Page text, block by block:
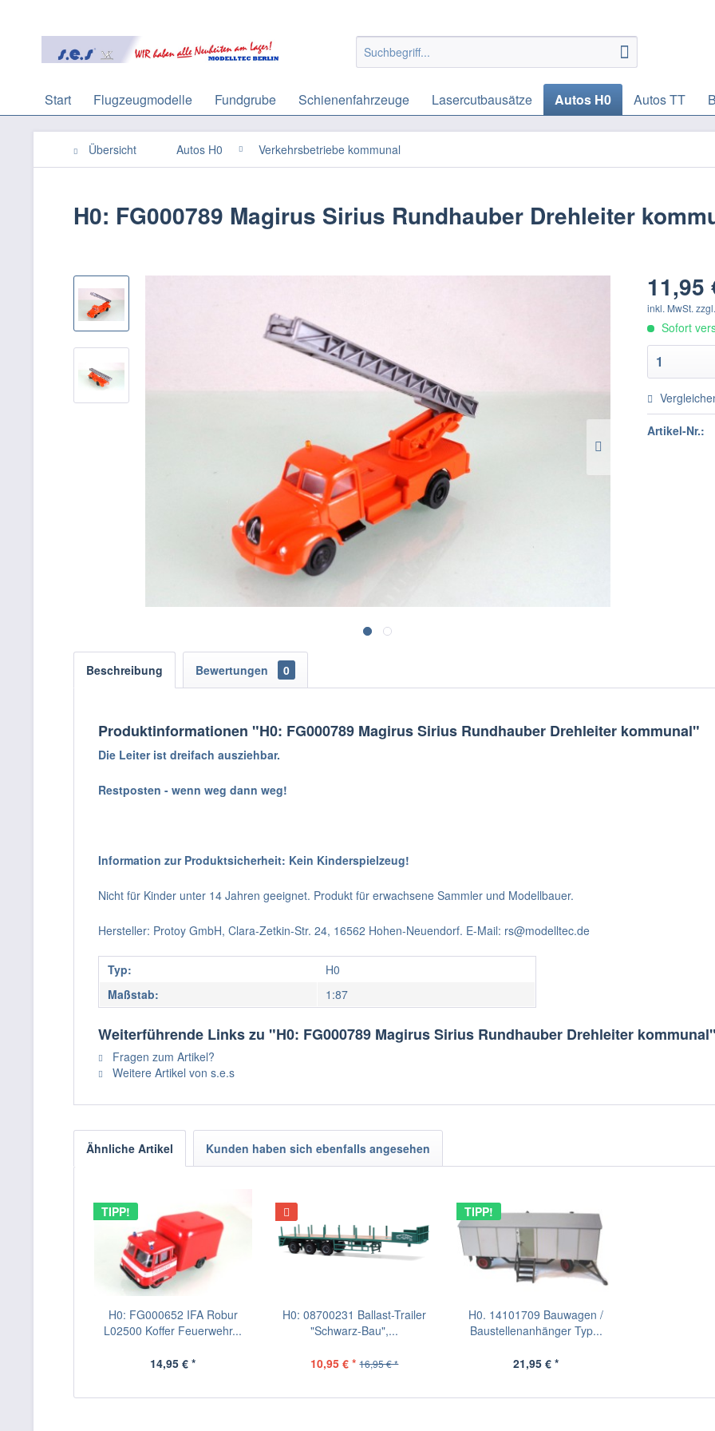
Start Flugzeugmodelle Fundgrube Schienenfahrzeuge Lasercutbausätze Autos H0 Autos TT
Übersicht Autos H0 Verkehrsbetriebe kommunal
H0: FG000789 Magirus Sirius Rundhauber Drehleiter
11,95
inkl. MwSt.
Sofort
Artikel-Nr.:
Beschreibung Bewertungen 0
Produktinformationen "H0: FG000789 Magirus Sirius Rundhauber Drehleiter kommunal"
Die Leiter ist dreifach ausziehbar.
Restposten - wenn weg dann weg!
Information zur Produktsicherheit: Kein Kinderspielzeug!
Nicht für Kinder unter 14 Jahren geeignet. Produkt für erwachsene Sammler und Modellbauer.
Hersteller: Protoy GmbH, Clara-Zetkin-Str. 24, 16562 Hohen-Neuendorf. E-Mail: rs@modelltec.de
Typ:
H0
Maßstab:
1:87
Weiterführende Links zu "H0: FG000789 Magirus Sirius Rundhauber Drehleiter
Fragen zum Artikel?
Weitere Artikel von s.e.s
Ähnliche Artikel Kunden haben sich ebenfalls angesehen
TIPP!
H0: FG000652 IFA Robur
L02500 Koffer Feuerwehr...
14,95 € *
H0: 08700231 Ballast-Trailer
"Schwarz-Bau",...
10,95 € * 16,95 € *
TIPP!
H0. 14101709 Bauwagen /
Baustellenanhänger Typ...
21,95 € *